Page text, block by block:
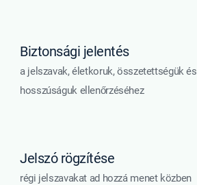
Biztonsági jelentés
a jelszavak, életkoruk, összetettségük és
hosszúságuk ellenőrzéséhez
Jelszó rögzítése
régi jelszavakat ad hozzá menet közben